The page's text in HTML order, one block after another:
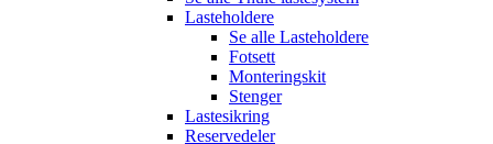
Lasteholdere
Se alle Lasteholdere
Fotsett
Monteringskit
Stenger
Lastesikring
Reservedeler